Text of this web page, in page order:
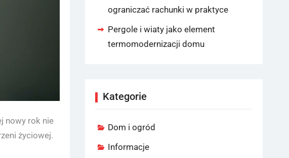
nowy rok nie
życiowej.
ograniczać rachunki w praktyce
Pergole i wiaty jako element
termomodernizacji domu
Kategorie
Dom i ogród
Informacje